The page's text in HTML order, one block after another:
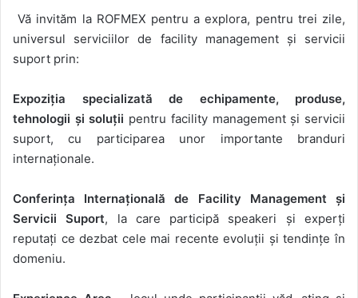
Vă invităm la ROFMEX pentru a explora, pentru trei zile,
universul serviciilor de facility management și servicii
suport prin:
Expoziția specializată de echipamente, produse,
tehnologii și soluții pentru facility management și servicii
suport, cu participarea unor importante branduri
internaționale.
Conferința Internațională de Facility Management și
Servicii Suport, la care participă speakeri și experți
reputați ce dezbat cele mai recente evoluții și tendințe în
domeniu.